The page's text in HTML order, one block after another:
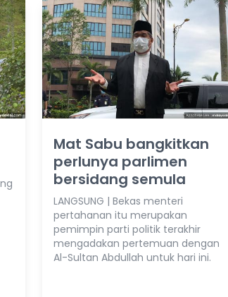
Mat Sabu bangkitkan
perlunya parlimen
bersidang semula
LANGSUNG | Bekas menteri
pertahanan itu merupakan
pemimpin parti politik terakhir
mengadakan pertemuan dengan
Al-Sultan Abdullah untuk hari ini.